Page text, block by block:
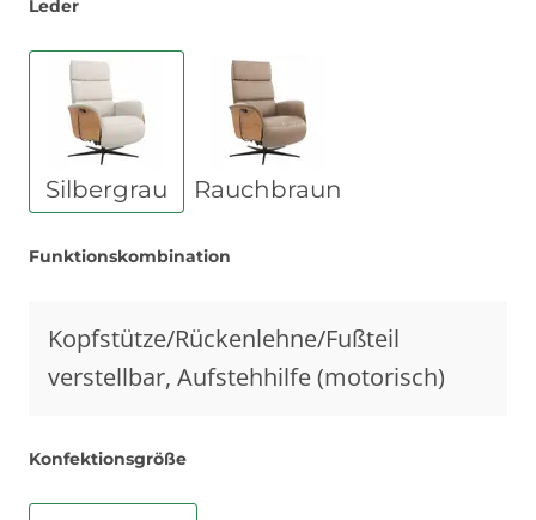
Leder
Silbergrau Rauchbraun
Funktionskombination
Kopfstütze/Rückenlehne/Fußteil
verstellbar, Aufstehhilfe (motorisch)
Konfektionsgröße